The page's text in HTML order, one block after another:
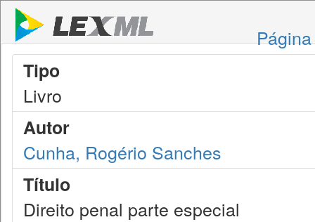
Tipo
Livro
Autor
Cunha, Rogério Sanches
Título
Direito penal parte especial